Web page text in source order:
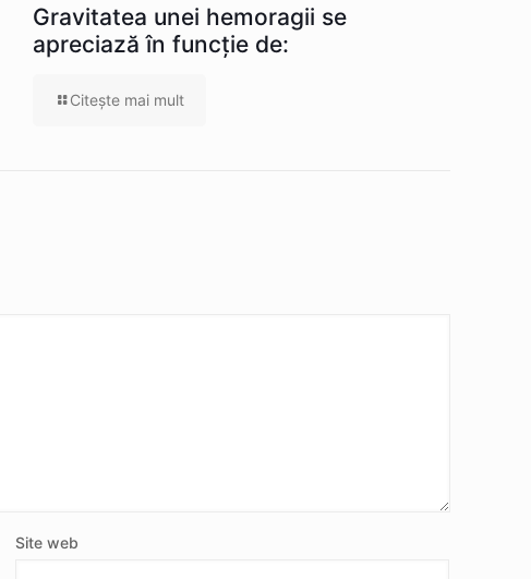
Gravitatea unei hemoragii se
apreciază în funcție de:
Citeşte mai mult
Site web